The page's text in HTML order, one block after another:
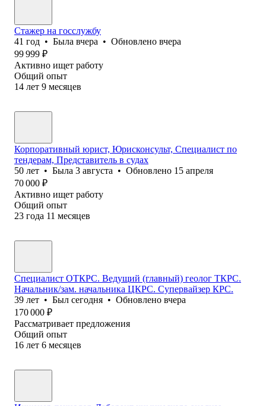
Стажер на госслужбу
41 год • Была вчера • Обновлено вчера
99 999 ₽
Активно ищет работу
Общий опыт
14 лет 9 месяцев
Корпоративный юрист, Юрисконсульт, Специалист по
тендерам, Представитель в судах
50 лет • Была 3 августа • Обновлено 15 апреля
70 000 ₽
Активно ищет работу
Общий опыт
23 года 11 месяцев
Специалист ОТКРС. Ведущий (главный) геолог ТКРС.
Начальник/зам. начальника ЦКРС. Супервайзер КРС.
39 лет • Был сегодня • Обновлено вчера
170 000 ₽
Рассматривает предложения
Общий опыт
16 лет 6 месяцев